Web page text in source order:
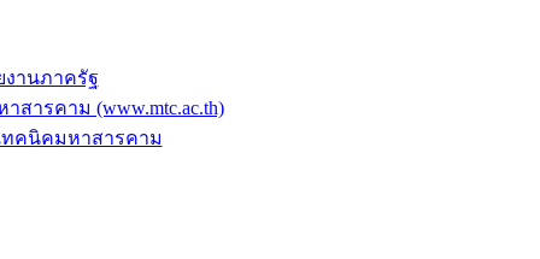
งานภาครัฐ
ารคาม (www.mtc.ac.th)
ทคนิคมหาสารคาม